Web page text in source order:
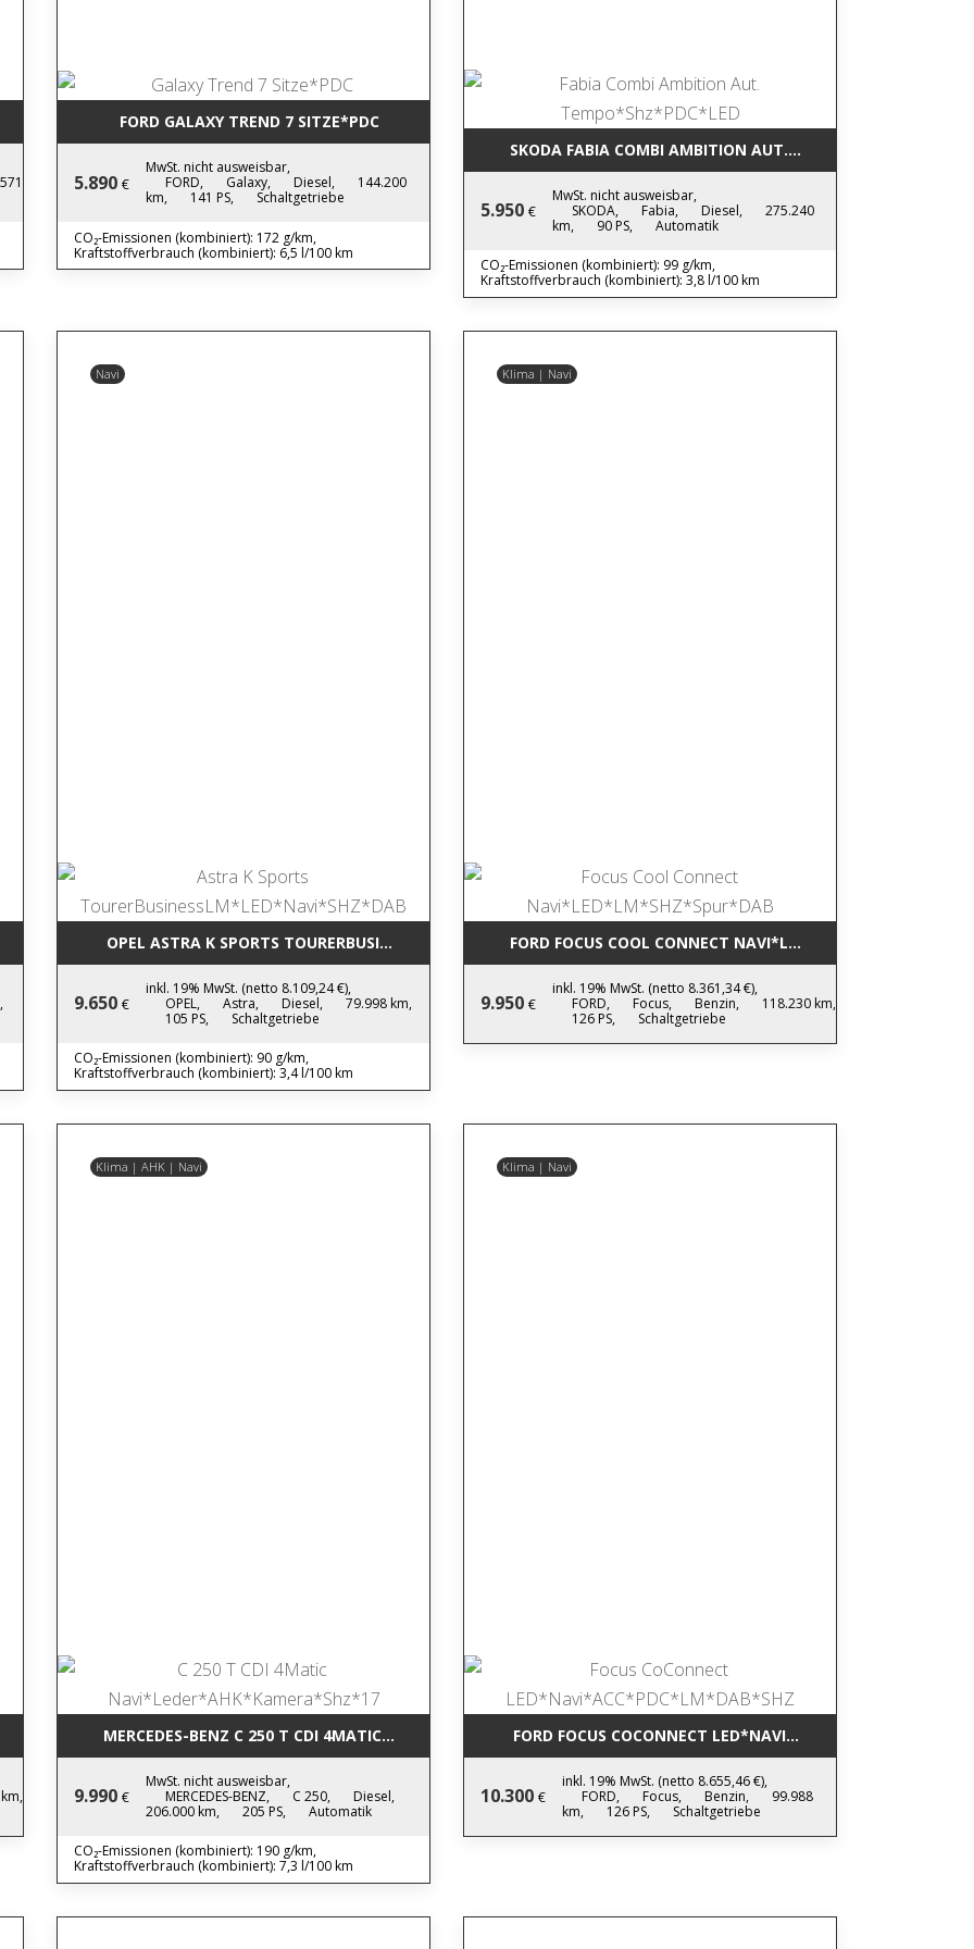
FORD GALAXY TREND 7 SITZE*PDC
5.890 €
MwSt. nicht ausweisbar,
FORD,
Galaxy, Diesel,
144.200
km,
141 PS, Schaltgetriebe
CO₂-Emissionen (kombiniert): 172 g/km,
Kraftstoffverbrauch (kombiniert): 6,5 l/100 km
SKODA FABIA COMBI AMBITION AUT. TEMPO*SHZ*PDC*LED
5.950 €
MwSt. nicht ausweisbar,
SKODA,
Fabia, Diesel,
275.240
km,
90 PS, Automatik
CO₂-Emissionen (kombiniert): 99 g/km,
Kraftstoffverbrauch (kombiniert): 3,8 l/100 km
BENZ GLK 220 CDI BLUEEFFI NAVI*LEDER*TEMP*SHZ*AHK*
Navi
OPEL ASTRA K SPORTS TOURERBUSINESSLM*LED*NAVI*SHZ*DAB
9.650 €
inkl. 19% MwSt. (netto 8.109,24 €),
OPEL,
Astra, Diesel,
79.998 km,
105 PS,
Schaltgetriebe
CO₂-Emissionen (kombiniert): 90 g/km,
Kraftstoffverbrauch (kombiniert): 3,4 l/100 km
Klima | Navi
FORD FOCUS COOL CONNECT NAVI*LED*LM*SHZ*SPUR*DAB
9.950 €
inkl. 19% MwSt. (netto 8.361,34 €),
FORD,
Focus, Benzin,
118.230 km,
126 PS,
Schaltgetriebe
Klima | AHK | Navi
MERCEDES-BENZ C 250 T CDI 4MATIC NAVI*LEDER*AHK*KAMERA*SHZ*17
9.990 €
MwSt. nicht ausweisbar,
MERCEDES-BENZ,
C 250,
Diesel,
206.000 km,
205 PS, Automatik
CO₂-Emissionen (kombiniert): 190 g/km,
Kraftstoffverbrauch (kombiniert): 7,3 l/100 km
Klima | Navi
FORD FOCUS COCONNECT LED*NAVI*ACC*PDC*LM*DAB*SHZ
10.300 €
inkl. 19% MwSt. (netto 8.655,46 €),
FORD,
Focus, Benzin,
99.988
km,
126 PS, Schaltgetriebe